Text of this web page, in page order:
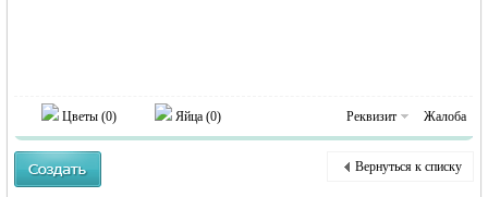
Цветы (0) Яйца (0) Реквизит Жалоба
Вернуться к списку